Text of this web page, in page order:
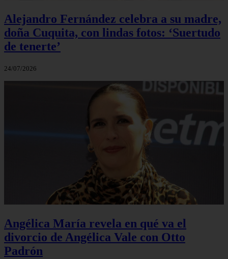
Alejandro Fernández celebra a su madre,
doña Cuquita, con lindas fotos: ‘Suertudo
de tenerte’
24/07/2026
Angélica María revela en qué va el
divorcio de Angélica Vale con Otto
Padrón